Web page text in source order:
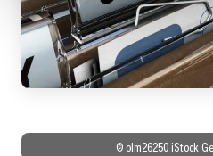
© olm26250 iStock